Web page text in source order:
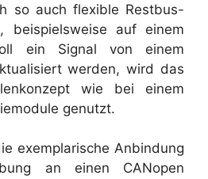
so auch flexible Restbus-
beispielsweise auf einem
ein Signal von einem
werden, wird das
wie bei einem
genutzt.
exemplarische Anbindung
an einen CANopen